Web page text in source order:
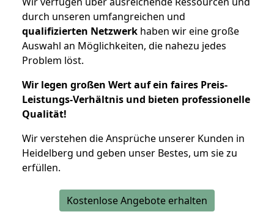
durch unseren umfangreichen und
qualifizierten Netzwerk haben wir eine große
Auswahl an Möglichkeiten, die nahezu jedes
Problem löst.
Wir legen großen Wert auf ein faires Preis-
Leistungs-Verhältnis und bieten professionelle
Qualität!
Wir verstehen die Ansprüche unserer Kunden in
Heidelberg und geben unser Bestes, um sie zu
erfüllen.
Kostenlose Angebote erhalten